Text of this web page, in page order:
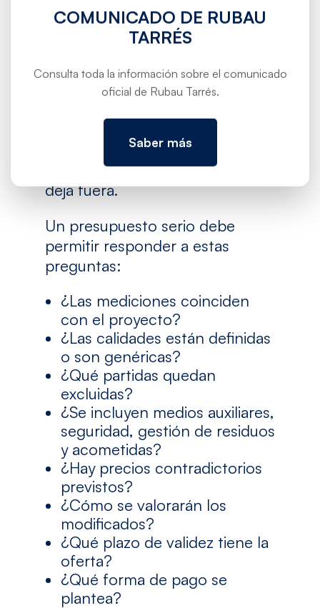
Para valorar correctamente una
constructora de obra nueva, el
promotor debe analizar el
presupuesto por partidas,
mediciones, calidades y
de precio porque una incluye
determinados trabajos y otra los
deja fuera.
Un presupuesto serio debe
permitir responder a estas
preguntas:
¿Las mediciones coinciden
con el proyecto?
¿Las calidades están definidas
o son genéricas?
¿Qué partidas quedan
excluidas?
¿Se incluyen medios auxiliares,
seguridad, gestión de residuos
y acometidas?
¿Hay precios contradictorios
previstos?
¿Cómo se valorarán los
modificados?
¿Qué plazo de validez tiene la
oferta?
¿Qué forma de pago se
plantea?
COMUNICADO DE RUBAU
TARRÉS
Consulta toda la información sobre el comunicado
oficial de Rubau Tarrés.
Saber más